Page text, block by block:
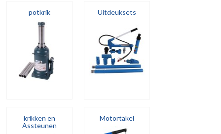
potkrik Uitdeuksets
krikken en
Assteunen
Motortakel